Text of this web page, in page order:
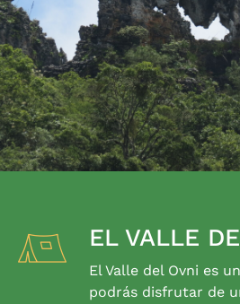
EL VALLE
El Valle del Ovni es
podrás disfrutar de